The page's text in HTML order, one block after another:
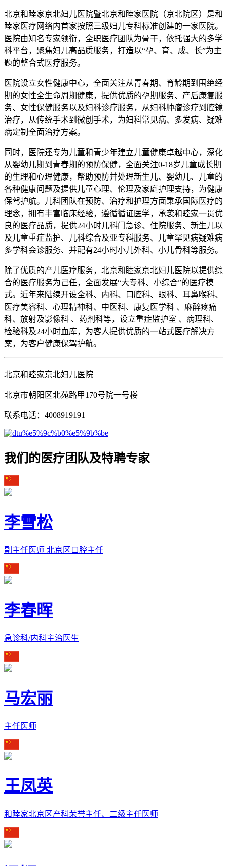
北京和睦家京北妇儿医院暨北京和睦家医院（京北院区）是和
睦家医疗网络内首家按照三级妇儿专科标准创建的一家医院。
医院由知名专家领衔，全职医疗团队为骨干，依托强大的多学
科平台，聚焦妇儿高品质服务，打造以“孕、育、成、长”为主
题的整合式医疗服务。
医院设立女性健康中心，全面关注从青春期、育龄期到围绝经
期的女性全生命周期健康，提供优质的孕期服务、产后康复服
务、女性保健服务以及妇科诊疗服务，从妇科肿瘤诊疗到腔镜
治疗，从传统手术到微创手术，为妇科常见病、多发病、疑难
病定制全面治疗方案。
同时，医院还专为儿童和青少年建立儿童健康卓越中心，深化
从婴幼儿期到青春期的预防保健，全面关注0-18岁儿童成长期
的生理和心理健康，帮助预防并处理新生儿、婴幼儿、儿童的
各种健康问题及提供儿童心理、伦理及家庭护理支持，为健康
保驾护航。儿科团队在预防、治疗和护理方面秉承国际医疗的
理念，拥有丰富临床经验，遵循循证医学，承袭和睦家一贯优
良的医疗品质，提供24小时儿科门急诊、住院服务、新生儿以
及儿童重症监护、儿科综合及亚专科服务、儿童罕见病疑难病
多学科会诊服务、并配有24小时小儿外科、小儿骨科等服务。
除了优质的产儿医疗服务，北京和睦家京北妇儿医院以提供综
合的医疗服务为己任，全面发展“大专科、小综合”的医疗模
式。近年来陆续开设全科、内科、口腔科、眼科、耳鼻喉科、
医疗美容科、心理精神科、中医科、康复医学科 、麻醉疼痛
科、放射及影像科 、药剂科等，设立重症监护室 、病理科、
检验科及24小时血库，为客人提供优质的一站式医疗解决方
案，为客户健康保驾护航。
北京和睦家京北妇儿医院
北京市朝阳区北苑路甲170号院一号楼
联系电话：4008919191
我们的医疗团队及特聘专家
李雪松
副主任医师 北京区口腔主任
李春晖
急诊科/内科主治医生
马宏丽
主任医师
王凤英
和睦家北京区产科荣誉主任、二级主任医师